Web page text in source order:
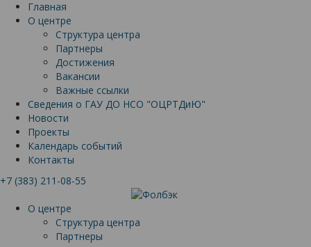
Главная
О центре
Структура центра
Партнеры
Достижения
Вакансии
Важные ссылки
Сведения о ГАУ ДО НСО "ОЦРТДиЮ"
Новости
Проекты
Календарь событий
Контакты
+7 (383) 211-08-55
О центре
Структура центра
Партнеры